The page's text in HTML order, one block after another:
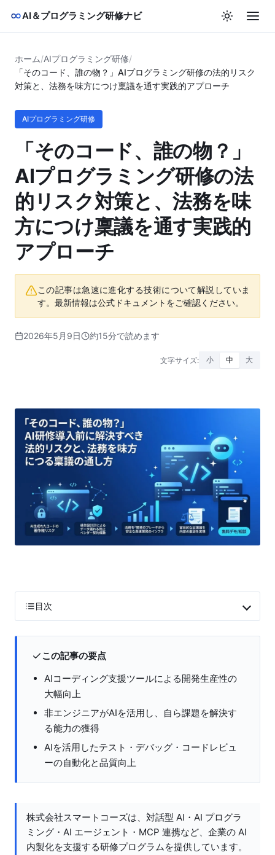
AI＆プログラミング研修ナビ
ホーム/AIプログラミング研修/
「そのコード、誰の物？」AIプログラミング研修の法的リスク
対策と、法務を味方につけ稟議を通す実践的アプローチ
AIプログラミング研修
「そのコード、誰の物？」
AIプログラミング研修の法
的リスク対策と、法務を味
方につけ稟議を通す実践的
アプローチ
この記事は急速に進化する技術について解説していま
す。最新情報は公式ドキュメントをご確認ください。
2026年5月9日 約15分で読めます
文字サイズ: 小 中 大
目次
この記事の要点
AIコーディング支援ツールによる開発生産性の
大幅向上
非エンジニアがAIを活用し、自ら課題を解決す
る能力の獲得
AIを活用したテスト・デバッグ・コードレビュ
ーの自動化と品質向上
株式会社スマートコーズは、対話型 AI・AI プログラ
ミング・AI エージェント・MCP 連携など、企業の AI
内製化を支援する研修プログラムを提供しています。